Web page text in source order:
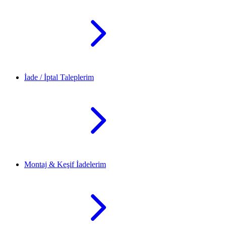
İade / İptal Taleplerim
Montaj & Keşif İadelerim